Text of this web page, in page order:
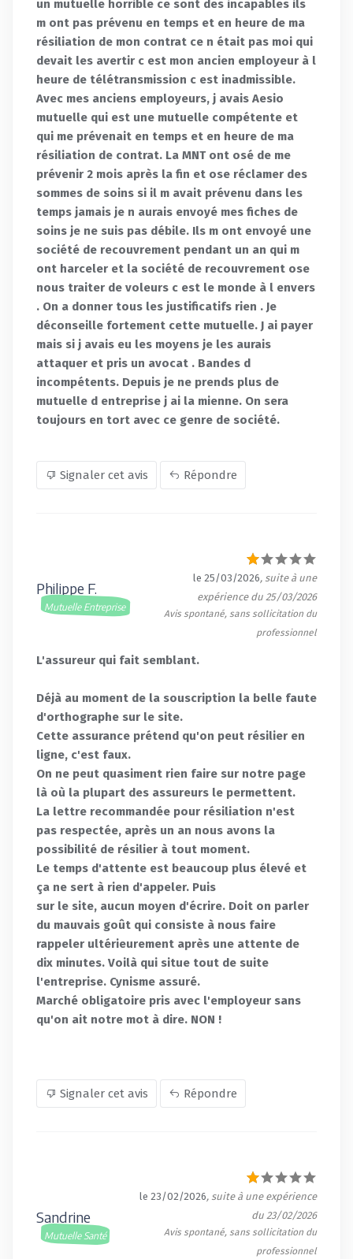
un mutuelle horrible ce sont des incapables ils
m ont pas prévenu en temps et en heure de ma
résiliation de mon contrat ce n était pas moi qui
devait les avertir c est mon ancien employeur à l
heure de télétransmission c est inadmissible.
Avec mes anciens employeurs, j avais Aesio
mutuelle qui est une mutuelle compétente et
qui me prévenait en temps et en heure de ma
résiliation de contrat. La MNT ont osé de me
prévenir 2 mois après la fin et ose réclamer des
sommes de soins si il m avait prévenu dans les
temps jamais je n aurais envoyé mes fiches de
soins je ne suis pas débile. Ils m ont envoyé une
société de recouvrement pendant un an qui m
ont harceler et la société de recouvrement ose
nous traiter de voleurs c est le monde à l envers
. On a donner tous les justificatifs rien . Je
déconseille fortement cette mutuelle. J ai payer
mais si j avais eu les moyens je les aurais
attaquer et pris un avocat . Bandes d
incompétents. Depuis je ne prends plus de
mutuelle d entreprise j ai la mienne. On sera
toujours en tort avec ce genre de société.
Signaler cet avis Répondre
Philippe F.
Mutuelle Entreprise
le 25/03/2026, suite à une
expérience du 25/03/2026
Avis spontané, sans sollicitation du
professionnel
L'assureur qui fait semblant.
Déjà au moment de la souscription la belle faute
d'orthographe sur le site.
Cette assurance prétend qu'on peut résilier en
ligne, c'est faux.
On ne peut quasiment rien faire sur notre page
là où la plupart des assureurs le permettent.
La lettre recommandée pour résiliation n'est
pas respectée, après un an nous avons la
possibilité de résilier à tout moment.
Le temps d'attente est beaucoup plus élevé et
ça ne sert à rien d'appeler. Puis
sur le site, aucun moyen d'écrire. Doit on parler
du mauvais goût qui consiste à nous faire
rappeler ultérieurement après une attente de
dix minutes. Voilà qui situe tout de suite
l'entreprise. Cynisme assuré.
Marché obligatoire pris avec l'employeur sans
qu'on ait notre mot à dire. NON !
Signaler cet avis Répondre
Sandrine
Mutuelle Santé
le 23/02/2026, suite à une expérience
du 23/02/2026
Avis spontané, sans sollicitation du
professionnel